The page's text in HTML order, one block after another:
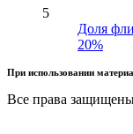
5
Доля
20%
При использовании
Все права